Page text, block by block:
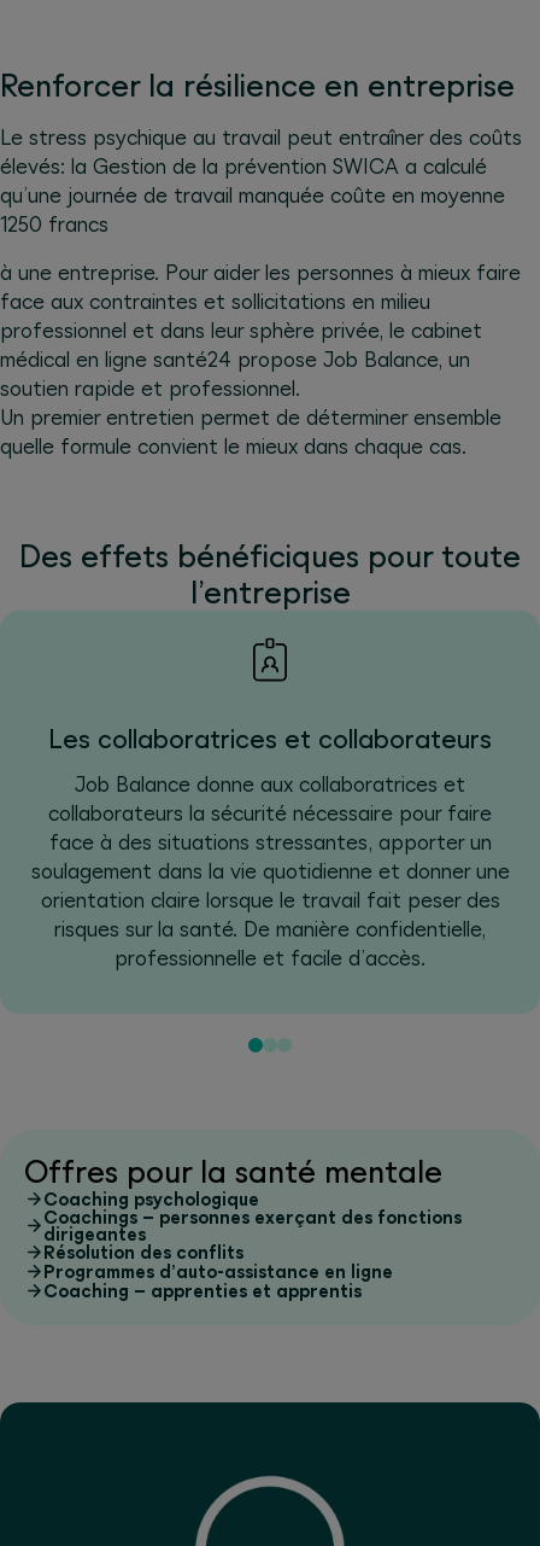
Renforcer la résilience en entreprise
Le stress psychique au travail peut entraîner des coûts
élevés: la Gestion de la prévention SWICA a calculé
qu’une journée de travail manquée coûte en moyenne
1250 francs
à une entreprise. Pour aider les personnes à mieux faire
face aux contraintes et sollicitations en milieu
professionnel et dans leur sphère privée, le cabinet
médical en ligne santé24 propose Job Balance, un
soutien rapide et professionnel.
Un premier entretien permet de déterminer ensemble
quelle formule convient le mieux dans chaque cas.
Des effets bénéficiques pour toute
l’entreprise
Les collaboratrices et collaborateurs
Job Balance donne aux collaboratrices et
collaborateurs la sécurité nécessaire pour faire
face à des situations stressantes, apporter un
soulagement dans la vie quotidienne et donner une
orientation claire lorsque le travail fait peser des
risques sur la santé. De manière confidentielle,
professionnelle et facile d’accès.
Offres pour la santé mentale
Coaching psychologique
Coachings – personnes exerçant des fonctions
dirigeantes
Résolution des conflits
Programmes d’auto-assistance en ligne
Coaching – apprenties et apprentis